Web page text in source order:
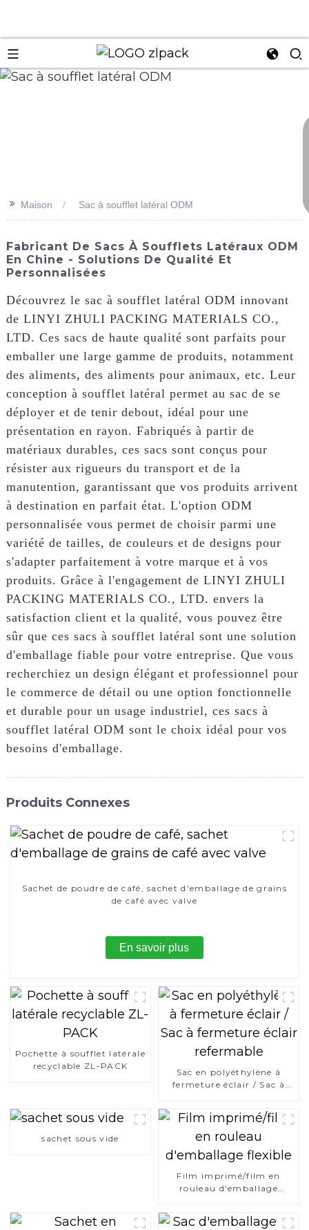
>> Maison Sac à soufflet latéral ODM
Fabricant De Sacs À Soufflets Latéraux ODM
En Chine - Solutions De Qualité Et
Personnalisées
Découvrez le sac à soufflet latéral ODM innovant
de LINYI ZHULI PACKING MATERIALS CO.,
LTD. Ces sacs de haute qualité sont parfaits pour
emballer une large gamme de produits, notamment
des aliments, des aliments pour animaux, etc. Leur
conception à soufflet latéral permet au sac de se
déployer et de tenir debout, idéal pour une
présentation en rayon. Fabriqués à partir de
matériaux durables, ces sacs sont conçus pour
résister aux rigueurs du transport et de la
manutention, garantissant que vos produits arrivent
à destination en parfait état. L'option ODM
personnalisée vous permet de choisir parmi une
variété de tailles, de couleurs et de designs pour
s'adapter parfaitement à votre marque et à vos
produits. Grâce à l'engagement de LINYI ZHULI
PACKING MATERIALS CO., LTD. envers la
satisfaction client et la qualité, vous pouvez être
sûr que ces sacs à soufflet latéral sont une solution
d'emballage fiable pour votre entreprise. Que vous
recherchiez un design élégant et professionnel pour
le commerce de détail ou une option fonctionnelle
et durable pour un usage industriel, ces sacs à
soufflet latéral ODM sont le choix idéal pour vos
besoins d'emballage.
Produits Connexes
Sachet de poudre de café, sachet d'emballage de grains
de café avec valve
En savoir plus
Pochette à soufflet latérale
recyclable ZL-PACK
Sac en polyéthylène à
fermeture éclair / Sac à
sachet sous vide
Film imprimé/film en
rouleau d'emballage